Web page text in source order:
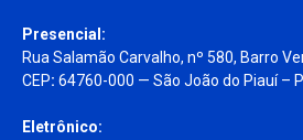
Presencial:
Rua Salamão Carvalho, nº 580, Barro
CEP: 64760-000 — São João do Piauí – PI
Eletrônico: